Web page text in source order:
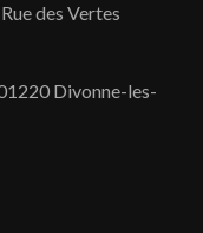
des Vertes
Divonne-les-